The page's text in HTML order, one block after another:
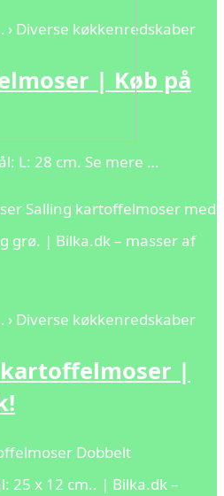
Diverse køkkenredskaber
| Køb på
L: 28 cm. Se mere …
Salling kartoffelmoser med
grø. | Bilka.dk – masser af
Diverse køkkenredskaber
|
Dobbelt
25 x 12 cm.. | Bilka.dk –